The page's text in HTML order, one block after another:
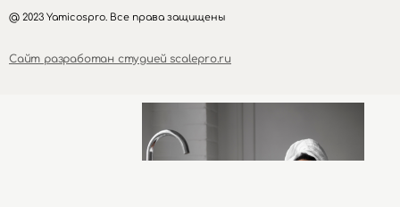
@ 2023 Yamicospro. Все права защищены
Сайт разработан студией scalepro.ru